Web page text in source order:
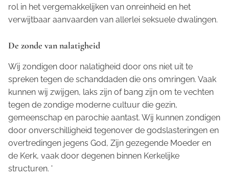
rol in het vergemakkelijken van onreinheid en het
verwijtbaar aanvaarden van allerlei seksuele dwalingen.
De zonde van nalatigheid
Wij zondigen door nalatigheid door ons niet uit te
spreken tegen de schanddaden die ons omringen. Vaak
kunnen wij zwijgen, laks zijn of bang zijn om te vechten
tegen de zondige moderne cultuur die gezin,
gemeenschap en parochie aantast. Wij kunnen zondigen
door onverschilligheid tegenover de godslasteringen en
overtredingen jegens God, Zijn gezegende Moeder en
de Kerk, vaak door degenen binnen Kerkelijke
structuren. '